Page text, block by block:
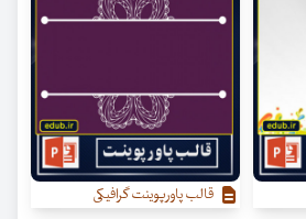
قالب پاورپوینت گرافیکی